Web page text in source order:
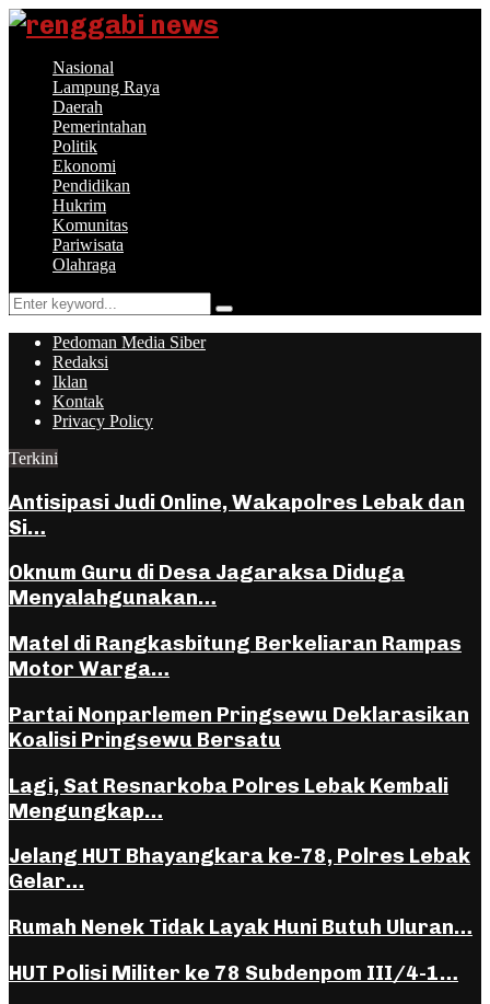
Nasional
Lampung Raya
Daerah
Pemerintahan
Politik
Ekonomi
Pendidikan
Hukrim
Komunitas
Pariwisata
Olahraga
Search
for:
Search
Pedoman Media Siber
Redaksi
Iklan
Kontak
Privacy Policy
Terkini
Antisipasi Judi Online, Wakapolres Lebak dan
Si…
Oknum Guru di Desa Jagaraksa Diduga
Menyalahgunakan…
Matel di Rangkasbitung Berkeliaran Rampas
Motor Warga…
Partai Nonparlemen Pringsewu Deklarasikan
Koalisi Pringsewu Bersatu
Lagi, Sat Resnarkoba Polres Lebak Kembali
Mengungkap…
Jelang HUT Bhayangkara ke-78, Polres Lebak
Gelar…
Rumah Nenek Tidak Layak Huni Butuh Uluran…
HUT Polisi Militer ke 78 Subdenpom III/4-1…